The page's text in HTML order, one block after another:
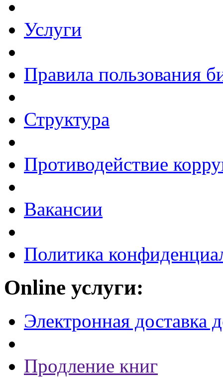
Услуги
Правила пользования
Структура
Противодействие
Вакансии
Политика
Online услуги:
Электронная доставка
Продление книг